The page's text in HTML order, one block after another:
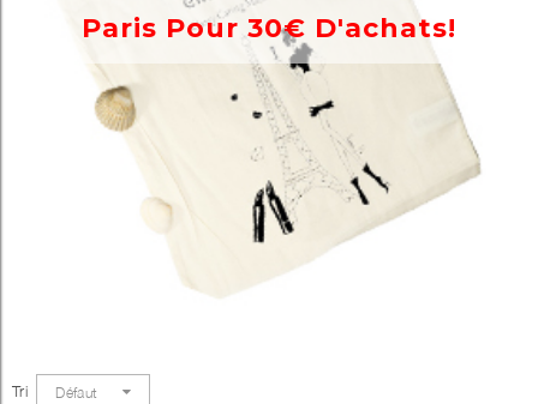
Paris Pour 30€ D'achats!
Tri Défaut